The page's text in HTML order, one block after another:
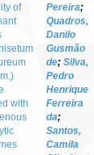
of
with
Pereira;
Quadros,
Danilo
Gusmão
de; Silva,
Pedro
Henrique
Ferreira
da;
Santos,
Camila